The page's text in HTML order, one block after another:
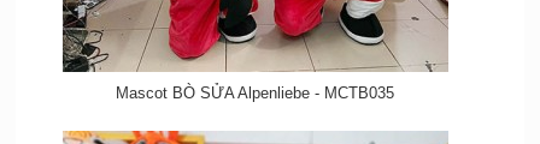
Mascot BÒ SỬA Alpenliebe - MCTB035